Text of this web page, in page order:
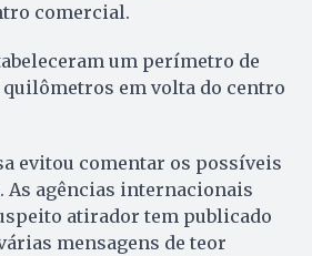
comercial.
um perímetro de
quilômetros em volta do centro
evitou comentar os possíveis
As agências internacionais
atirador tem publicado
mensagens de teor